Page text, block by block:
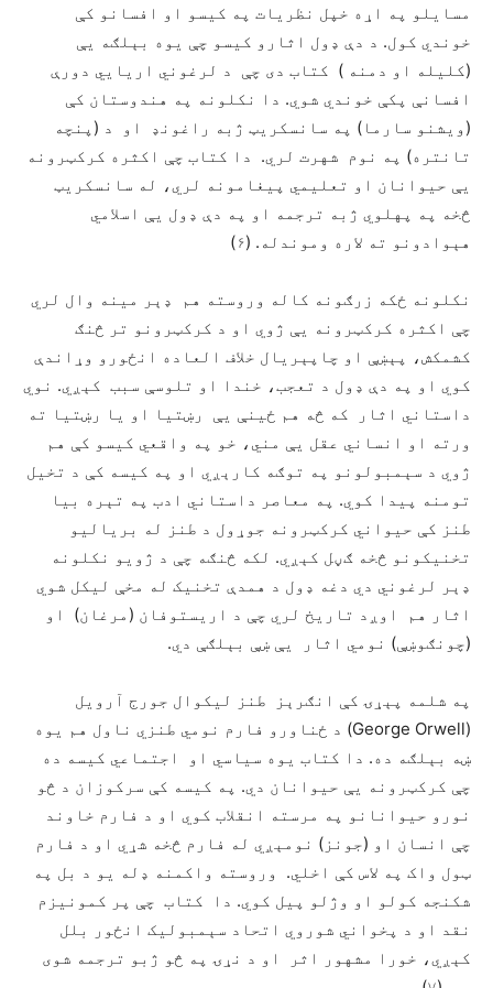
مسايلو په اړه خپل نظريات په کيسو او افسانو کې
خوندي کول. د دې ډول اثارو کيسو چې يوه بېلګه يې
(کليله او دمنه ) کتاب دی چې د لرغوني اريايي دورې
افسانې پکې خوندي شوي. دا نکلونه په هندوستان کې
(ويشنو سارما) په سانسکريټ ژبه راغونډ او د (پنچه
تانتره) په نوم شهرت لري. دا کتاب چې اکثره کرکټرونه
يې حيوانان او تعليمي پيغامونه لري، له سانسکريټ
څخه په پهلوي ژبه ترجمه او په دې ډول يې اسلامي
هېوادونو ته لاره وموندله. (۶)
نکلونه ځکه زرګونه کاله وروسته هم ډېر مينه وال لري
چې اکثره کرکټرونه يې ژوي او د کرکټرونو تر څنګ
کشمکش، پېښې او چاپېريال خلاف العاده انځورو وړاندې
کوي او په دې ډول د تعجب، خندا او تلوسې سبب کېږي. نوي
داستاني اثار که څه هم ځينې يې رښتيا او يا رښتيا ته
ورته او انساني عقل يې مني، خو په واقعي کيسو کې هم
ژوي د سېمبولونو په توګه کارېږي او په کيسه کې د تخيل
تومنه پيدا کوي. په معاصر داستاني ادب په تېره بيا
طنز کې حيواني کرکټرونه جوړول د طنز له برياليو
تخنيکونو څخه ګڼل کېږي. لکه څنګه چې د ژويو نکلونه
ډېر لرغوني دي دغه ډول د همدې تخنيک له مخې ليکل شوي
اثار هم اوږد تاريخ لري چې د اريستوفان (مرغان) او
(چونګوښې) نومي اثار يې ښې بېلګې دي.
په شلمه پېړۍ کې انګرېز طنز ليکوال جورج آرويل
(George Orwell) د ځناورو فارم نومي طنزي ناول هم يوه
ښه بېلګه ده. دا کتاب يوه سياسي او اجتماعي کيسه ده
چې کرکټرونه يې حيوانان دي. په کيسه کې سرکوزان د څو
نورو حيوانانو په مرسته انقلاب کوي او د فارم خاوند
چې انسان او (جونز) نومېږي له فارم څخه شړي او د فارم
ټول واک په لاس کې اخلي. وروسته واکمنه ډله يو د بل په
شکنجه کولو او وژلو پيل کوي. دا کتاب چې پر کمونيزم
نقد او د پخواني شوروي اتحاد سېمبوليک انځور بلل
کېږي، خورا مشهور اثر او د نړۍ په څو ژبو ترجمه شوی